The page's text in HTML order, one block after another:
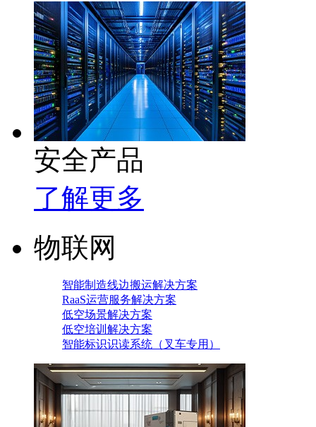
安全产品
了解更多
物联网
智能制造线边搬运解决方案
RaaS运营服务解决方案
低空场景解决方案
低空培训解决方案
智能标识识读系统（叉车专用）